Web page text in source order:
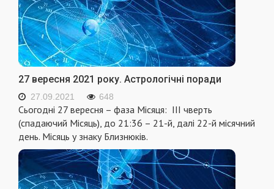
27 вересня 2021 року. Астрологічні поради
27.09.2021 648
Сьогодні 27 вересня – фаза Місяця: III чверть
(спадаючий Місяць), до 21:36 – 21-й, далі 22-й місячний
день. Місяць у знаку Близнюків.